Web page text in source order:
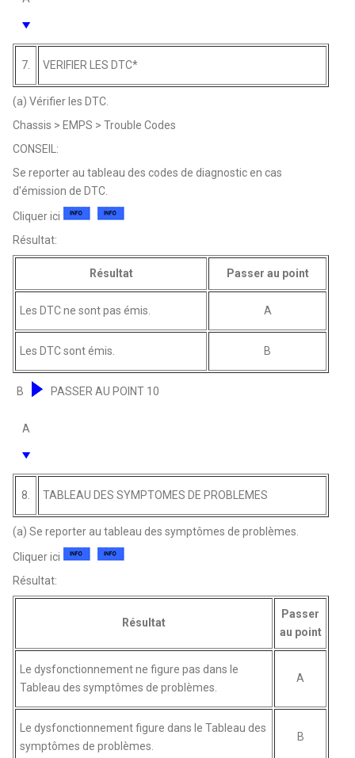
7. VERIFIER LES DTC*
(a) Vérifier les DTC.
Chassis > EMPS > Trouble Codes
CONSEIL:
Se reporter au tableau des codes de diagnostic en cas
d'émission de DTC.
Cliquer ici
Résultat:
Résultat Passer au point
Les DTC ne sont pas émis. A
Les DTC sont émis. B
B PASSER AU POINT 10
A
8. TABLEAU DES SYMPTOMES DE PROBLEMES
(a) Se reporter au tableau des symptômes de problèmes.
Cliquer ici
Résultat:
Résultat
Passer
au point
Le dysfonctionnement ne figure pas dans le
Tableau des symptômes de problèmes.
A
Le dysfonctionnement figure dans le Tableau des
symptômes de problèmes.
B